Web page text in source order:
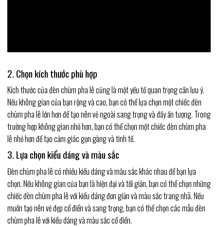
2. Chọn kích thước phù hợp
Kích thước của đèn chùm pha lê cũng là một yếu tố quan trọng cần lưu ý.
Nếu không gian của bạn rộng và cao, bạn có thể lựa chọn một chiếc đèn
chùm pha lê lớn hơn để tạo nên vẻ ngoài sang trọng và đầy ấn tượng. Trong
trường hợp không gian nhỏ hơn, bạn có thể chọn một chiếc đèn chùm pha
lê nhỏ hơn để tạo cảm giác gọn gàng và tinh tế.
3. Lựa chọn kiểu dáng và màu sắc
Đèn chùm pha lê có nhiều kiểu dáng và màu sắc khác nhau để bạn lựa
chọn. Nếu không gian của bạn là hiện đại và tối giản, bạn có thể chọn những
chiếc đèn chùm pha lê với kiểu dáng đơn giản và màu sắc trang nhã. Nếu
muốn tạo nên vẻ đẹp cổ điển và sang trọng, bạn có thể chọn các mẫu đèn
chùm pha lê với kiểu dáng và màu sắc cổ điển.